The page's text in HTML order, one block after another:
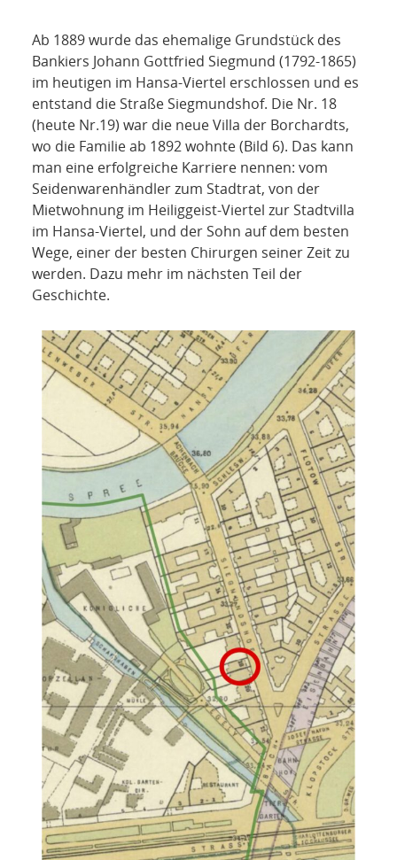
Ab 1889 wurde das ehemalige Grundstück des
Bankiers Johann Gottfried Siegmund (1792-1865)
im heutigen im Hansa-Viertel erschlossen und es
entstand die Straße Siegmundshof. Die Nr. 18
(heute Nr.19) war die neue Villa der Borchardts,
wo die Familie ab 1892 wohnte (Bild 6). Das kann
man eine erfolgreiche Karriere nennen: vom
Seidenwarenhändler zum Stadtrat, von der
Mietwohnung im Heiliggeist-Viertel zur Stadtvilla
im Hansa-Viertel, und der Sohn auf dem besten
Wege, einer der besten Chirurgen seiner Zeit zu
werden. Dazu mehr im nächsten Teil der
Geschichte.